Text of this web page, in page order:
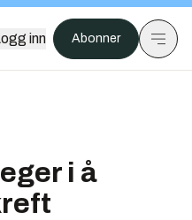
inn Abonner
i å